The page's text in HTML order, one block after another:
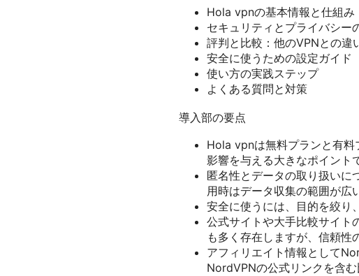
Hola vpnの基本情報と仕組み
セキュリティとプライバシー
評判と比較：他のVPNとの違
安全に使うための設定ガイド
使い方の実践ステップ
よくある質問と対策
導入部の要点
Hola vpnは無料プランと有料
影響を与える大きなポイント
匿名性とデータの取り扱いに
用時はデータ収集の範囲が広
安全に使うには、目的を絞り
公式サイトや大手比較サイト
も多く存在しますが、信頼性
アフィリエイト情報として
NordVPNの公式リンクを含む